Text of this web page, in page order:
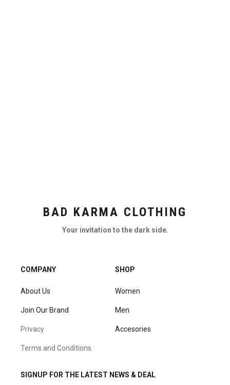
BAD KARMA CLOTHING
Your invitation to the dark side.
COMPANY
About Us
Join Our Brand
Privacy
Terms and Conditions
SHOP
Women
Men
Accesories
SIGNUP FOR THE LATEST NEWS & DEAL